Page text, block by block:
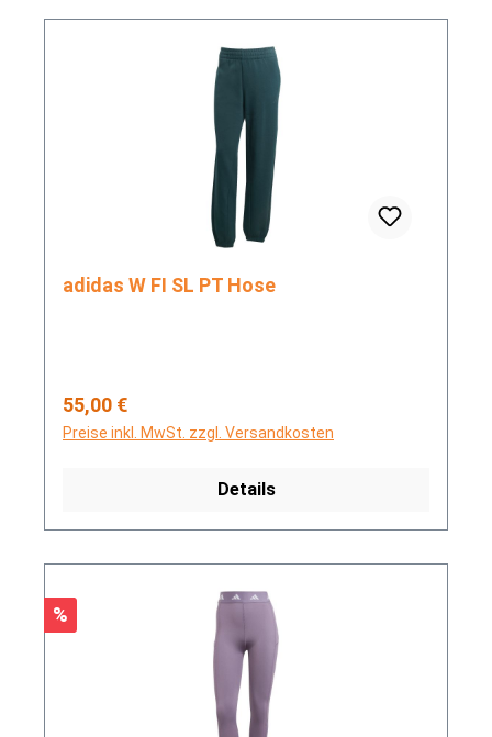
adidas W FI SL PT Hose
Regulärer Preis:
55,00 €
Preise inkl. MwSt. zzgl. Versandkosten
Details
Rabatt
%